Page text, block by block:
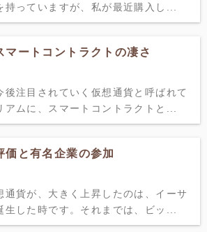
持っていますが、私が最近購入し...
マートコントラクトの凄さ
後注目されていく仮想通貨と呼ばれて
アムに、スマートコントラクトと...
価と有名企業の参加
通貨が、大きく上昇したのは、イーサ
生した時です。それまでは、ビッ...